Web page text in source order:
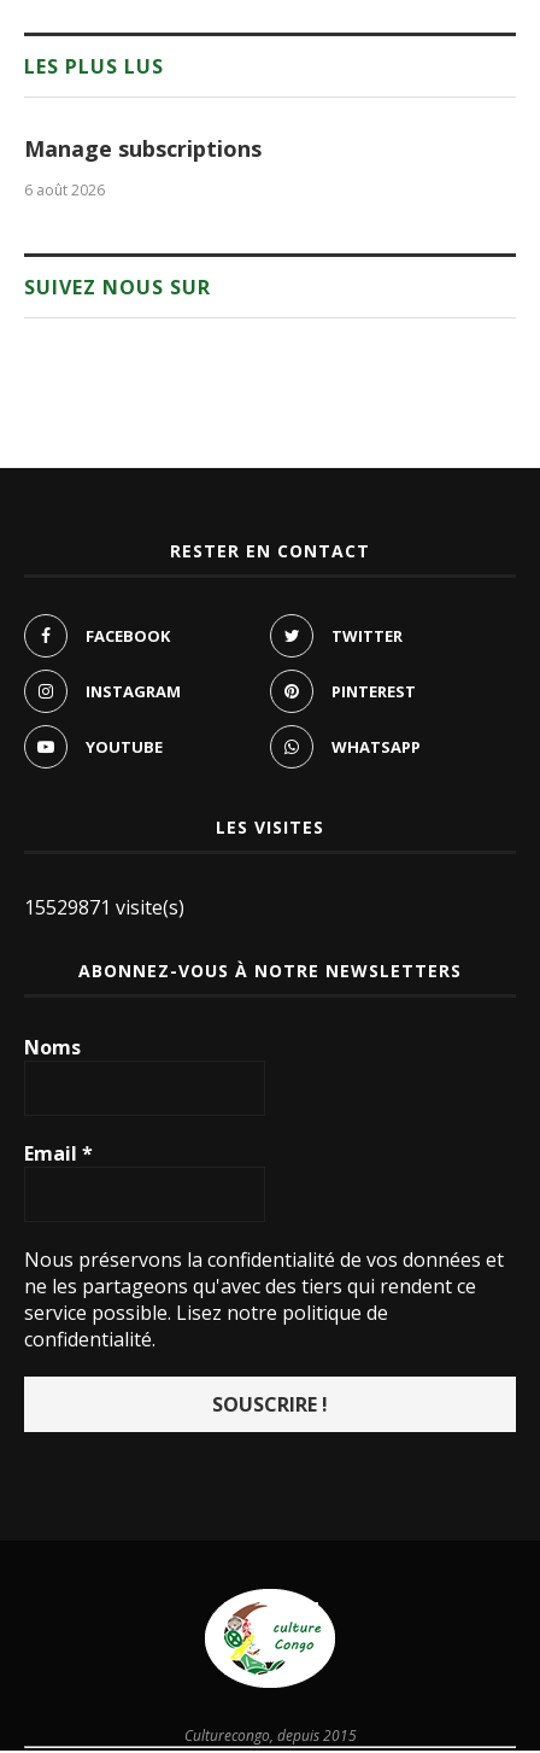
LES PLUS LUS
Manage subscriptions
6 août 2026
SUIVEZ NOUS SUR
RESTER EN CONTACT
FACEBOOK TWITTER
INSTAGRAM PINTEREST
YOUTUBE WHATSAPP
LES VISITES
15529871 visite(s)
ABONNEZ-VOUS À NOTRE NEWSLETTERS
Noms
Email *
Nous préservons la confidentialité de vos données et
ne les partageons qu'avec des tiers qui rendent ce
service possible. Lisez notre politique de
confidentialité.
Culturecongo, depuis 2015